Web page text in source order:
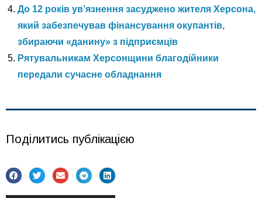
До 12 років ув’язнення засуджено жителя Херсона,
який забезпечував фінансування окупантів,
збираючи «данину» з підприємців
Рятувальникам Херсонщини благодійники
передали сучасне обладнання
Поділитись публікацією